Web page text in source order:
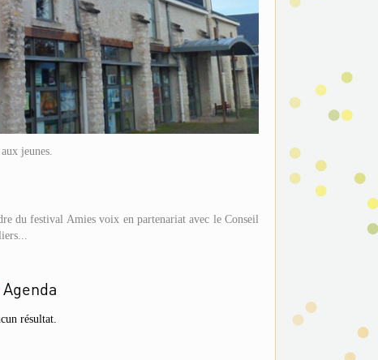
jeunes.
du festival Amies voix en partenariat avec le Conseil
Agenda
résultat.